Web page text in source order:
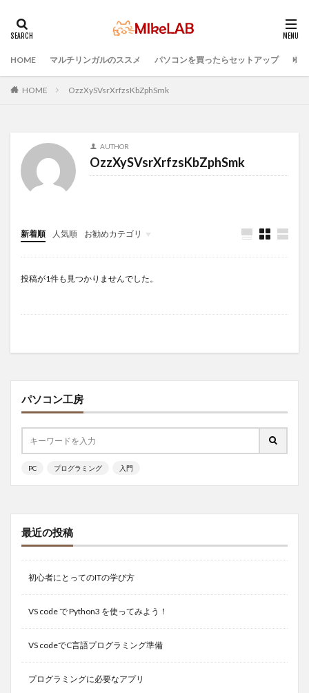
HOME マルチリンガルのススメ パソコンを買ったらセットアップ プ
HOME OzzXySVsrXrfzsKbZphSmk
AUTHOR
OzzXySVsrXrfzsKbZphSmk
新着順 人気順 お勧めカテゴリ
Infomation
投稿が1件も見つかりませんでした。
パソコン工房
PC プログラミング 入門
最近の投稿
初心者にとってのITの学び方
VS code で Python3 を使ってみよう！
VS codeでC言語プログラミング準備
プログラミングに必要なアプリ
タグ
Visual Studio Code LAN
ブラインドタッチ
プログラミング準備
セキュリティ対策ソフト